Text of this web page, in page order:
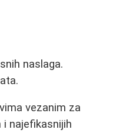
naslaga.
vezanim za
najefikasnijih